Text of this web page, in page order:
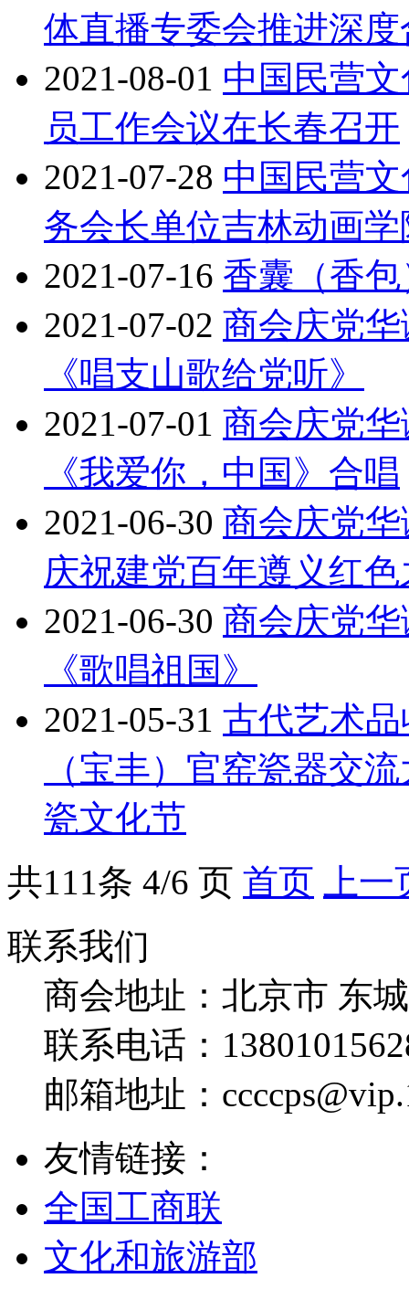
体直播专委会推进深度
2021-08-01 中国民营
员工作会议在长春召开
2021-07-28 中国民营
务会长单位吉林动画学
2021-07-16 香囊（香
2021-07-02 商会庆党
《唱支山歌给党听》
2021-07-01 商会庆党
《我爱你，中国》合唱
2021-06-30 商会庆党
庆祝建党百年遵义红
2021-06-30 商会庆党
《歌唱祖国》
2021-05-31 古代艺术
（宝丰）官窑瓷器交
瓷文化节
共111条 4/6 页 首页
上一
联系我们
商会地址： 北京市 东
联系电话：
邮箱地址：
友情链接：
全国工商联
文化和旅游部